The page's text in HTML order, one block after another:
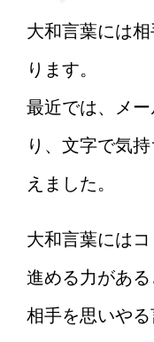
大和言葉には
ります。
最近では、メ
り、文字で気
えました。
大和言葉には
進める力がある
相手を思いや